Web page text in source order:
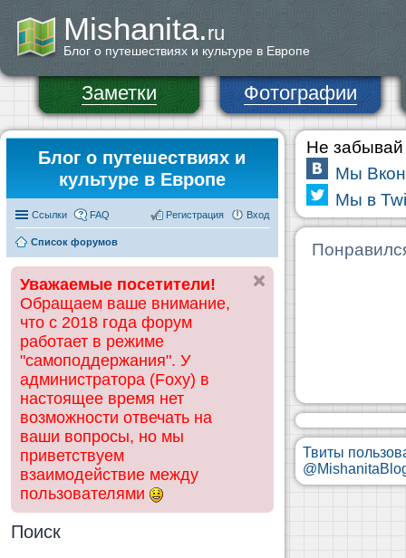
Mishanita.ru
Блог о путешествиях и культуре в Европе
Заметки Фотографии
Блог о путешествиях и
культуре в Европе
Ссылки FAQ Вход
Регистрация
Список форумов
Уважаемые посетители!
Обращаем ваше внимание,
что с 2018 года форум
работает в режиме
"самоподдержания". У
администратора (Foxy) в
настоящее время нет
возможности отвечать на
ваши вопросы, но мы
приветствуем
взаимодействие между
пользователями
Поиск
Не забывай
Мы
Мы в
Твиты